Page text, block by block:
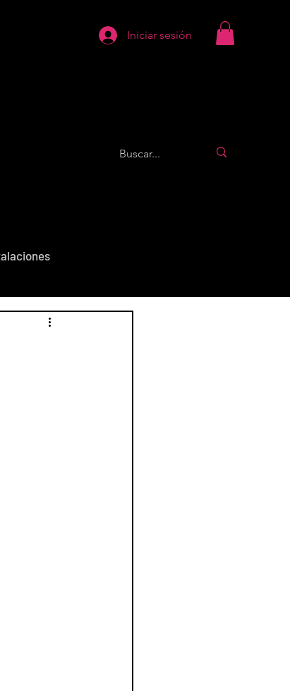
Iniciar sesión